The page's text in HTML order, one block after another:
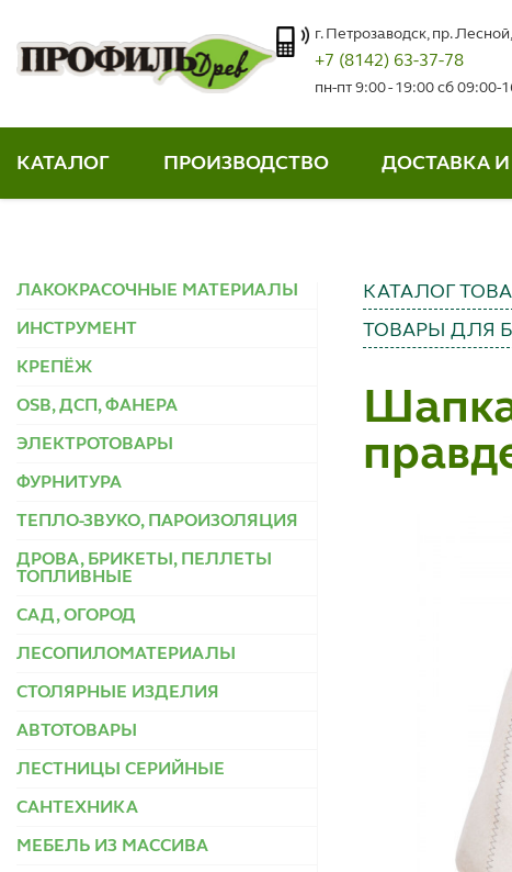
г. Петрозаводск, пр.
+7 (8142) 63-37-78
пн-пт 9:00 - 19:00 сб 09:00-
КАТАЛОГ ПРОИЗВОДСТВО ДОСТАВКА
ЛАКОКРАСОЧНЫЕ МАТЕРИАЛЫ
ИНСТРУМЕНТ
КРЕПЁЖ
OSB, ДСП, ФАНЕРА
ЭЛЕКТРОТОВАРЫ
ФУРНИТУРА
ТЕПЛО-ЗВУКО, ПАРОИЗОЛЯЦИЯ
ДРОВА, БРИКЕТЫ, ПЕЛЛЕТЫ
ТОПЛИВНЫЕ
САД, ОГОРОД
ЛЕСОПИЛОМАТЕРИАЛЫ
СТОЛЯРНЫЕ ИЗДЕЛИЯ
АВТОТОВАРЫ
ЛЕСТНИЦЫ СЕРИЙНЫЕ
САНТЕХНИКА
МЕБЕЛЬ ИЗ МАССИВА
КАТАЛОГ
ТОВАРЫ ДЛЯ